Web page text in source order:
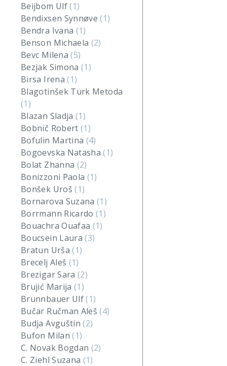
Beijbom Ulf(1)
Bendixsen Synnøve(1)
Bendra Ivana (1)
Benson Michaela (2)
Bevc Milena(5)
Bezjak Simona(1)
Birsa Irena(1)
Blagotinšek Turk Metoda
(1)
Blazan Sladja(1)
Bobnič Robert(1)
Bofulin Martina (4)
Bogoevska Natasha(1)
Bolat Zhanna (2)
Bonizzoni Paola (1)
Bonšek Uroš(1)
Bornarova Suzana(1)
Borrmann Ricardo(1)
Bouachra Ouafaa (1)
Boucsein Laura(3)
Bratun Urša(1)
Brecelj Aleš (1)
Brezigar Sara(2)
Brujić Marija(1)
Brunnbauer Ulf(1)
Bučar Ručman Aleš(4)
Budja Avguštin(2)
Bufon Milan(1)
C. Novak Bogdan (2)
C. Ziehl Suzana (1)